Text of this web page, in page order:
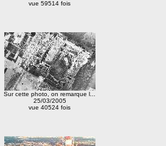
vue 59514 fois
Sur cette photo, on remarque l...
25/03/2005
vue 40524 fois